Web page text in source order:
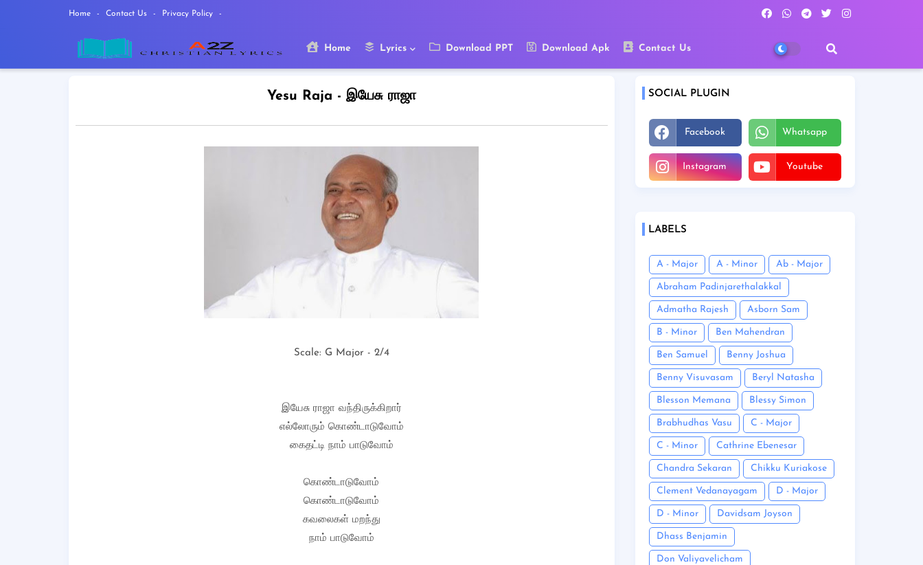
Home Contact Us Privacy Policy
Home Lyrics Download PPT Download Apk Contact Us
Yesu Raja - இயேசு ராஜா
Scale: G Major - 2/4
இயேசு ராஜா வந்திருக்கிறார்
எல்லோரும் கொண்டாடுவோம்
கைதட்டி நாம் பாடுவோம்
கொண்டாடுவோம்
கொண்டாடுவோம்
கவலைகள் மறந்து
நாம் பாடுவோம்
SOCIAL PLUGIN
Facebook Whatsapp
Instagram Youtube
LABELS
A - Major A - Minor Ab - Major
Abraham Padinjarethalakkal
Admatha Rajesh Asborn Sam
B - Minor Ben Mahendran
Ben Samuel Benny Joshua
Benny Visuvasam Beryl Natasha
Blesson Memana Blessy Simon
Brabhudhas Vasu C - Major
C - Minor Cathrine Ebenesar
Chandra Sekaran Chikku Kuriakose
Clement Vedanayagam D - Major
D - Minor Davidsam Joyson
Dhass Benjamin
Don Valiyavelicham